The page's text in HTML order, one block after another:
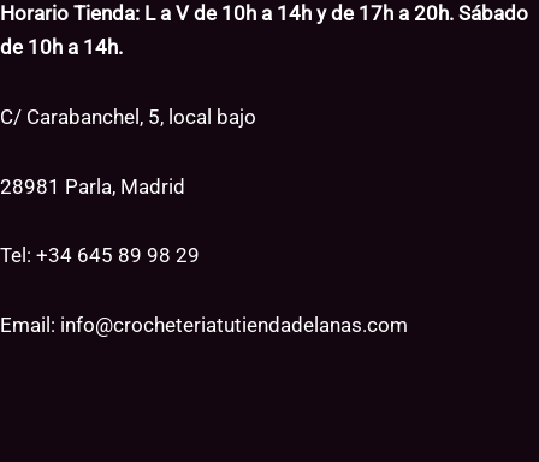
Horario Tienda: L a V de 10h a 14h y de 17h a 20h. Sábado
de 10h a 14h.
C/ Carabanchel, 5, local bajo
28981 Parla, Madrid
Tel: +34 645 89 98 29
Email: info@crocheteriatutiendadelanas.com